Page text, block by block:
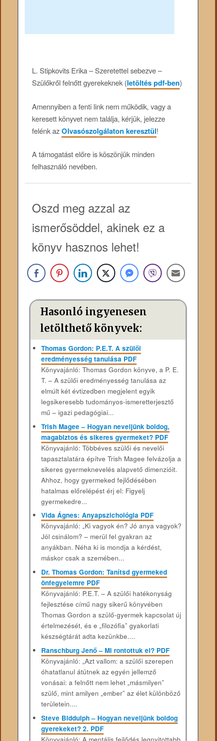
L. Stipkovits Erika – Szeretettel sebezve –
Szülőkről felnőtt gyerekeknek (letöltés pdf-ben)
Amennyiben a fenti link nem működik, vagy a
keresett könyvet nem találja, kérjük, jelezze
felénk azOlvasószolgálaton keresztül!
A támogatást előre is köszönjük minden
felhasználó nevében.
Oszd meg azzal az
ismerősöddel, akinek ez a
könyv hasznos lehet!
Hasonló ingyenesen
letölthető könyvek:
Thomas Gordon: P.E.T. A szülői
eredményesség tanulása PDF
Könyvajánló: Thomas Gordon könyve, a P. E.
T. – A szülői eredményesség tanulása az
elmúlt két évtizedben megjelent egyik
legsikeresebb tudományos-ismeretterjesztő
mű – igazi pedagógiai...
Trish Magee – Hogyan neveljünk boldog,
magabiztos és sikeres gyermeket? PDF
Könyvajánló: Többéves szülői és nevelői
tapasztalatára építve Trish Magee felvázolja a
sikeres gyermeknevelés alapvető dimenzióit.
Ahhoz, hogy gyermeked fejlődésében
hatalmas előrelépést érj el: Figyelj
gyermekedre...
Vida Ágnes: Anyapszichológia PDF
Könyvajánló: „Ki vagyok én? Jó anya vagyok?
Jól csinálom? – merül fel gyakran az
anyákban. Néha ki is mondja a kérdést,
máskor csak a szemében...
Dr. Thomas Gordon: Tanítsd gyermeked
önfegyelemre PDF
Könyvajánló: P.E.T. – A szülői hatékonyság
fejlesztése című nagy sikerű könyvében
Thomas Gordon a szülő-gyermek kapcsolat új
értelmezését, és e „filozófia” gyakorlati
készségtárát adta kezünkbe....
Ranschburg Jenő – Mi ​rontottuk el? PDF
Könyvajánló: „Azt vallom: a szülői szerepen
óhatatlanul átütnek az egyén jellemző
vonásai: a felnőtt nem lehet „másmilyen”
szülő, mint amilyen „ember” az élet különböző
területein....
Steve Biddulph – Hogyan neveljünk boldog
gyerekeket? 2. PDF